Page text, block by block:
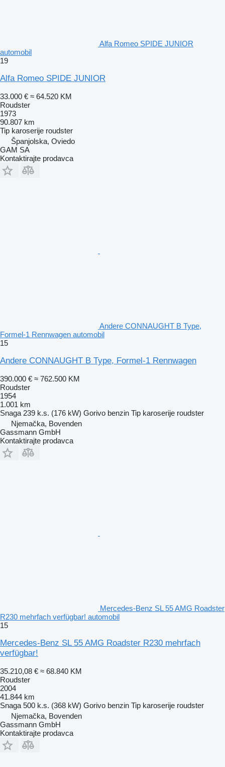
Alfa Romeo SPIDE JUNIOR
automobil
19
Alfa Romeo SPIDE JUNIOR
33.000 € ≈ 64.520 KM
Roudster
1973
90.807 km
Tip karoserije roudster
Španjolska, Oviedo
GAM SA
Kontaktirajte prodavca
Andere CONNAUGHT B Type,
Formel-1 Rennwagen automobil
15
Andere CONNAUGHT B Type, Formel-1 Rennwagen
390.000 € ≈ 762.500 KM
Roudster
1954
1.001 km
Snaga 239 k.s. (176 kW) Gorivo benzin Tip karoserije roudster
Njemačka, Bovenden
Gassmann GmbH
Kontaktirajte prodavca
Mercedes-Benz SL 55 AMG Roadster
R230 mehrfach verfügbar! automobil
15
Mercedes-Benz SL 55 AMG Roadster R230 mehrfach
verfügbar!
35.210,08 € ≈ 68.840 KM
Roudster
2004
41.844 km
Snaga 500 k.s. (368 kW) Gorivo benzin Tip karoserije roudster
Njemačka, Bovenden
Gassmann GmbH
Kontaktirajte prodavca